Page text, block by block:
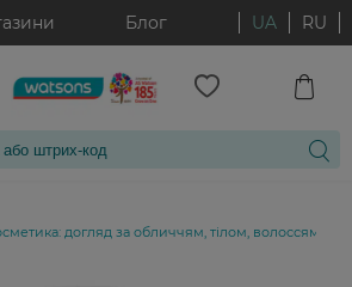
Блог UA RU
догляд за обличчям, тілом, волоссям і